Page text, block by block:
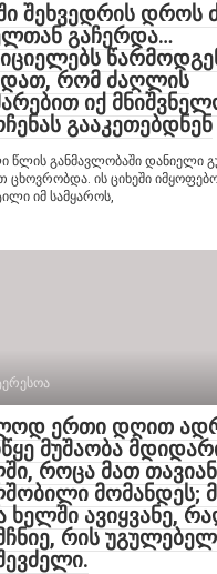
შეხვედრის დროს
გაჩერდა…
რომ ძაღლის
იქ
გააკეთებდნენ
წლის განმავლობაში დანიელი
ცხოვრობდა. ის ციხეში
იმ სამყაროს,
ერთი დღით
მუშაობა
როცა მათ
მომანდეს;
ხელში ავიყვანე,
რის